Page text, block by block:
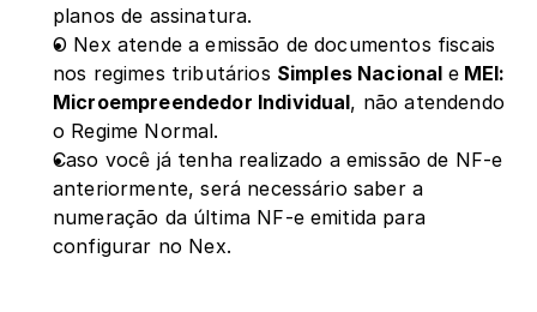
planos de assinatura.
O Nex atende a emissão de documentos fiscais
nos regimes tributários Simples Nacional e MEI:
Microempreendedor Individual, não atendendo
o Regime Normal.
Caso você já tenha realizado a emissão de NF-e
anteriormente, será necessário saber a
numeração da última NF-e emitida para
configurar no Nex.